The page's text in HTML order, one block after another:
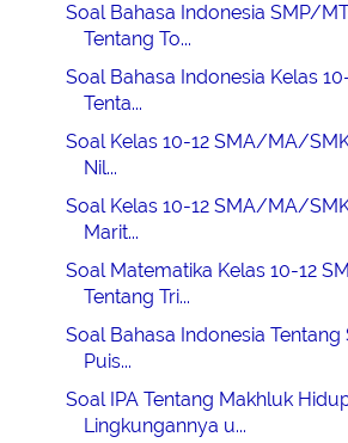
Soal Bahasa Indonesia SMP/
Tentang To...
Soal Bahasa Indonesia Kelas
Tenta...
Soal Kelas 10-12 SMA/MA/
Nil...
Soal Kelas 10-12 SMA/MA/
Marit...
Soal Matematika Kelas 10-12
Tentang Tri...
Soal Bahasa Indonesia Tentang
Puis...
Soal IPA Tentang Makhluk
Lingkungannya u...